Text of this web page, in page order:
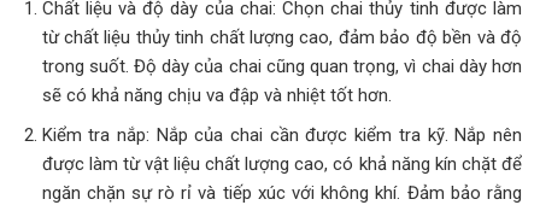
Chất liệu và độ dày của chai: Chọn chai thủy tinh được làm
từ chất liệu thủy tinh chất lượng cao, đảm bảo độ bền và độ
trong suốt. Độ dày của chai cũng quan trọng, vì chai dày hơn
sẽ có khả năng chịu va đập và nhiệt tốt hơn.
Kiểm tra nắp: Nắp của chai cần được kiểm tra kỹ. Nắp nên
được làm từ vật liệu chất lượng cao, có khả năng kín chặt để
ngăn chặn sự rò rỉ và tiếp xúc với không khí. Đảm bảo rằng